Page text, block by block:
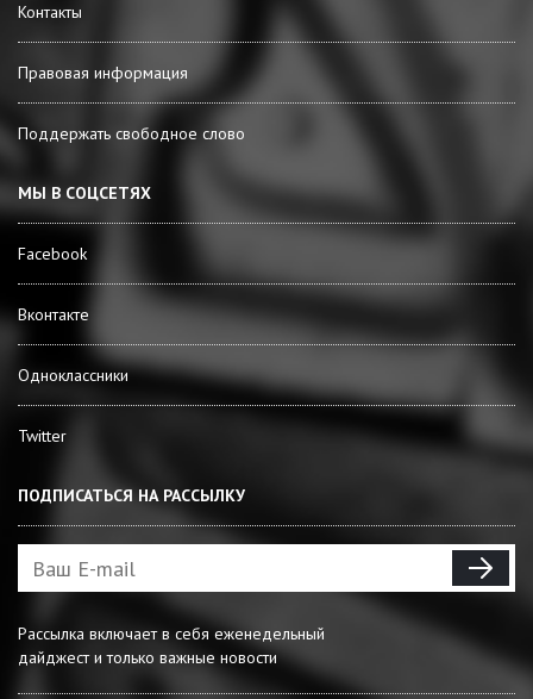
Контакты
Правовая информация
Поддержать свободное слово
МЫ В СОЦСЕТЯХ
Facebook
Вконтакте
Одноклассники
Twitter
ПОДПИСАТЬСЯ НА РАССЫЛКУ
Рассылка включает в себя еженедельный
дайджест и только важные новости